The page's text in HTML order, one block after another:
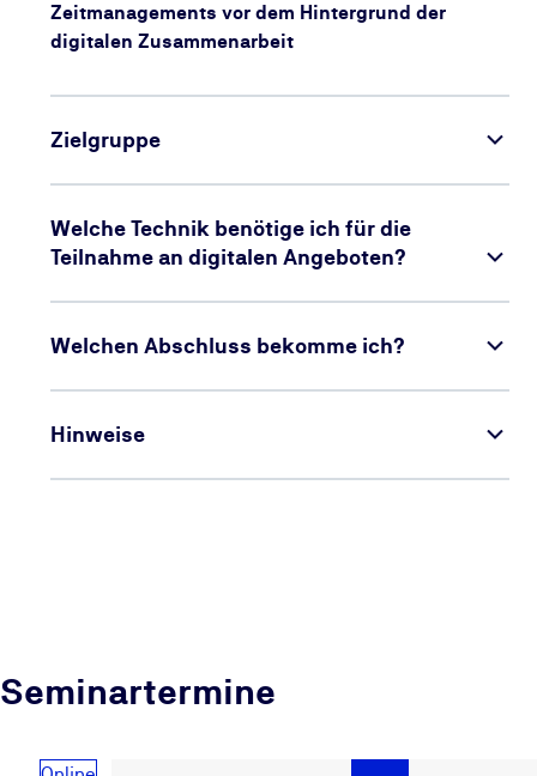
Bibliothek – Durchführung 100 % online und
mehrfach wiederholbar.
Zeitmanagements vor dem Hintergrund der
digitalen Zusammenarbeit
Zielgruppe
Welche Technik benötige ich für die
Teilnahme an digitalen Angeboten?
Welchen Abschluss bekomme ich?
Hinweise
Seminartermine